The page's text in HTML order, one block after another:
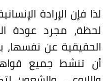
لذا فإن الإرادة
لحظة، مجرد عودة
الحقيقية عن نفسها،
أن تنشط جميع